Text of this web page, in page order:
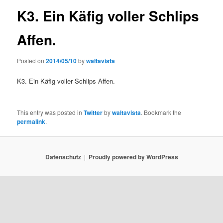
K3. Ein Käfig voller Schlips
Affen.
Posted on2014/05/10bywaltavista
K3. Ein Käfig voller Schlips Affen.
This entry was posted inTwitterbywaltavista. Bookmark the
permalink.
Datenschutz Proudly powered by WordPress